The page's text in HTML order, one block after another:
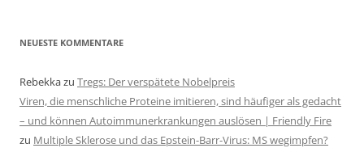
NEUESTE KOMMENTARE
Rebekkazu Tregs: Der verspätete Nobelpreis
Viren, die menschliche Proteine imitieren, sind häufiger als gedacht
– und können Autoimmunerkrankungen auslösen | Friendly Fire
zu Multiple Sklerose und das Epstein-Barr-Virus: MS wegimpfen?